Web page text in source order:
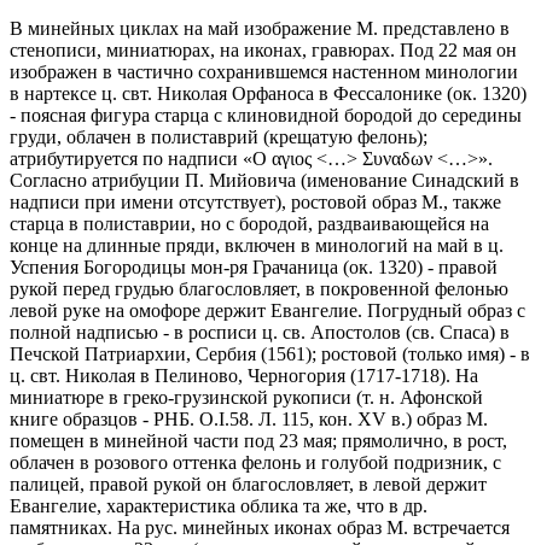
В минейных циклах на май изображение М. представлено в
стенописи, миниатюрах, на иконах, гравюрах. Под 22 мая он
изображен в частично сохранившемся настенном минологии
в нартексе ц. свт. Николая Орфаноса в Фессалонике (ок. 1320)
- поясная фигура старца с клиновидной бородой до середины
груди, облачен в полиставрий (крещатую фелонь);
атрибутируется по надписи «O αγιος <…> Συναδων <…>».
Согласно атрибуции П. Мийовича (именование Синадский в
надписи при имени отсутствует), ростовой образ М., также
старца в полиставрии, но с бородой, раздваивающейся на
конце на длинные пряди, включен в минологий на май в ц.
Успения Богородицы мон-ря Грачаница (ок. 1320) - правой
рукой перед грудью благословляет, в покровенной фелонью
левой руке на омофоре держит Евангелие. Погрудный образ с
полной надписью - в росписи ц. св. Апостолов (св. Спаса) в
Печской Патриархии, Сербия (1561); ростовой (только имя) - в
ц. свт. Николая в Пелиново, Черногория (1717-1718). На
миниатюре в греко-грузинской рукописи (т. н. Афонской
книге образцов - РНБ. O.I.58. Л. 115, кон. XV в.) образ М.
помещен в минейной части под 23 мая; прямолично, в рост,
облачен в розового оттенка фелонь и голубой подризник, с
палицей, правой рукой он благословляет, в левой держит
Евангелие, характеристика облика та же, что в др.
памятниках. На рус. минейных иконах образ М. встречается